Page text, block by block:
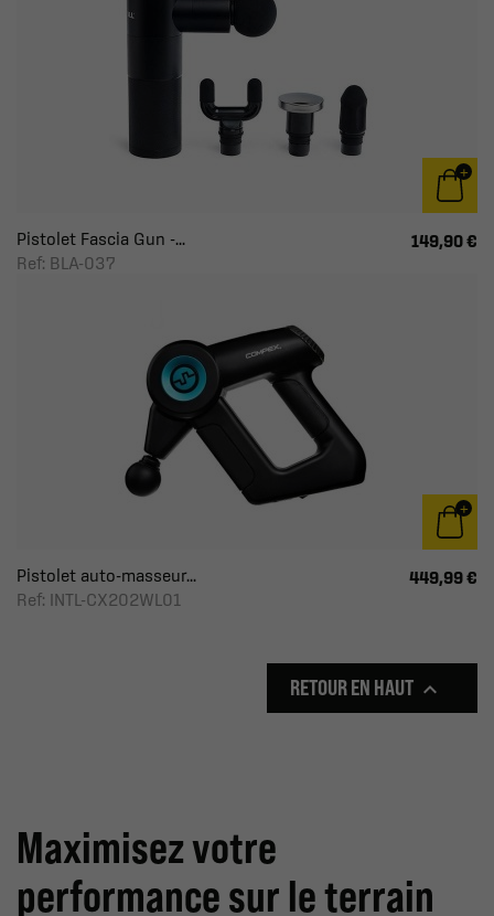
Pistolet Fascia Gun -...
Ref: BLA-037
149,90 €
Pistolet auto-masseur...
Ref: INTL-CX202WL01
449,99 €
RETOUR EN HAUT 
Maximisez votre
performance sur le terrain